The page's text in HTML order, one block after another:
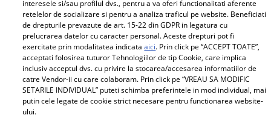
„Văd cât de mult se bucură”
interesele si/sau profilul dvs., pentru a va oferi functionalitati aferente
retelelor de socializare si pentru a analiza traficul pe website. Beneficiati
de drepturile prevazute de art. 15-22 din GDPR in legatura cu
prelucrarea datelor cu caracter personal. Aceste drepturi pot fi
exercitate prin modalitatea indicataaici. Prin click pe “ACCEPT TOATE”,
acceptati folosirea tuturor Tehnologiilor de tip Cookie, care implica
inclusiv acceptul dvs. cu privire la stocarea/accesarea informatiilor de
catre Vendor-ii cu care colaboram. Prin click pe “VREAU SA MODIFIC
SETARILE INDIVIDUAL” puteti schimba preferintele in mod individual, mai
putin cele legate de cookie strict necesare pentru functionarea website-
ului.